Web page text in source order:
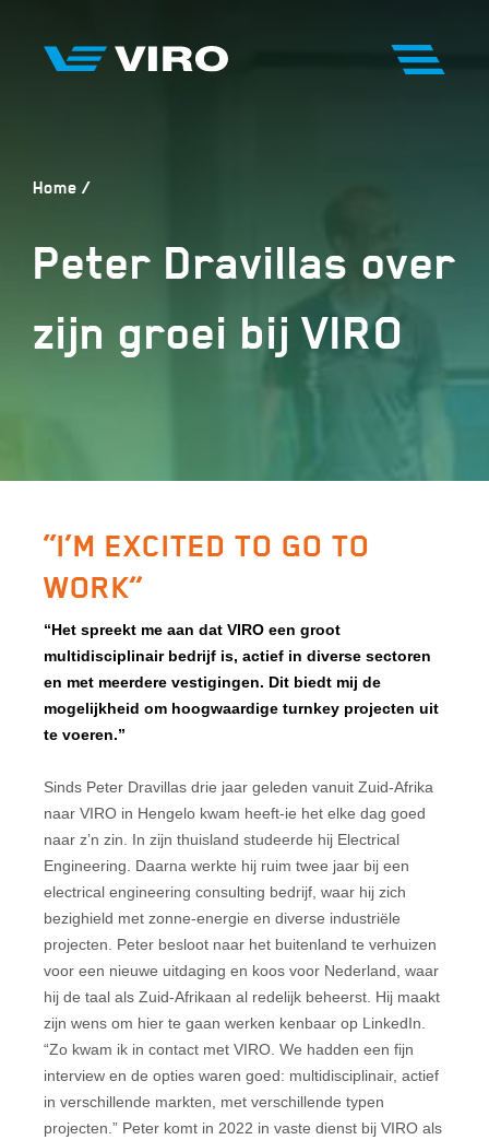
Home
Peter Dravillas over
zijn groei bij VIRO
“I’M EXCITED TO GO TO
WORK”
“Het spreekt me aan dat VIRO een groot
multidisciplinair bedrijf is, actief in diverse sectoren
en met meerdere vestigingen. Dit biedt mij de
mogelijkheid om hoogwaardige turnkey projecten uit
te voeren.”
Sinds Peter Dravillas drie jaar geleden vanuit Zuid-Afrika
naar VIRO in Hengelo kwam heeft-ie het elke dag goed
naar z’n zin. In zijn thuisland studeerde hij Electrical
Engineering. Daarna werkte hij ruim twee jaar bij een
electrical engineering consulting bedrijf, waar hij zich
bezighield met zonne-energie en diverse industriële
projecten. Peter besloot naar het buitenland te verhuizen
voor een nieuwe uitdaging en koos voor Nederland, waar
hij de taal als Zuid-Afrikaan al redelijk beheerst. Hij maakt
zijn wens om hier te gaan werken kenbaar op LinkedIn.
“Zo kwam ik in contact met VIRO. We hadden een fijn
interview en de opties waren goed: multidisciplinair, actief
in verschillende markten, met verschillende typen
projecten.” Peter komt in 2022 in vaste dienst bij VIRO als